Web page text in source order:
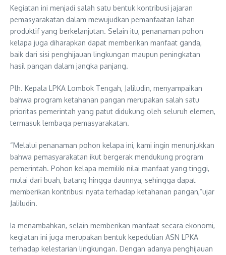
Kegiatan ini menjadi salah satu bentuk kontribusi jajaran
pemasyarakatan dalam mewujudkan pemanfaatan lahan
produktif yang berkelanjutan. Selain itu, penanaman pohon
kelapa juga diharapkan dapat memberikan manfaat ganda,
baik dari sisi penghijauan lingkungan maupun peningkatan
hasil pangan dalam jangka panjang.
Plh. Kepala LPKA Lombok Tengah, Jaliludin, menyampaikan
bahwa program ketahanan pangan merupakan salah satu
prioritas pemerintah yang patut didukung oleh seluruh elemen,
termasuk lembaga pemasyarakatan.
“Melalui penanaman pohon kelapa ini, kami ingin menunjukkan
bahwa pemasyarakatan ikut bergerak mendukung program
pemerintah. Pohon kelapa memiliki nilai manfaat yang tinggi,
mulai dari buah, batang hingga daunnya, sehingga dapat
memberikan kontribusi nyata terhadap ketahanan pangan,”ujar
Jaliludin.
Ia menambahkan, selain memberikan manfaat secara ekonomi,
kegiatan ini juga merupakan bentuk kepedulian ASN LPKA
terhadap kelestarian lingkungan. Dengan adanya penghijauan